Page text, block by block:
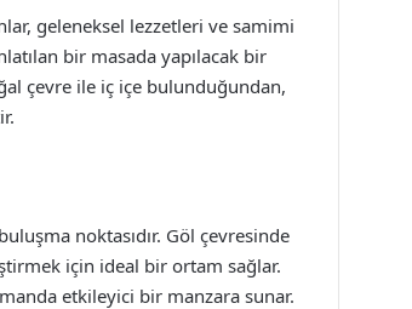
geleneksel lezzetleri ve samimi
bir masada yapılacak bir
çevre ile iç içe bulunduğundan,
noktasıdır. Göl çevresinde
için ideal bir ortam sağlar.
etkileyici bir manzara sunar.